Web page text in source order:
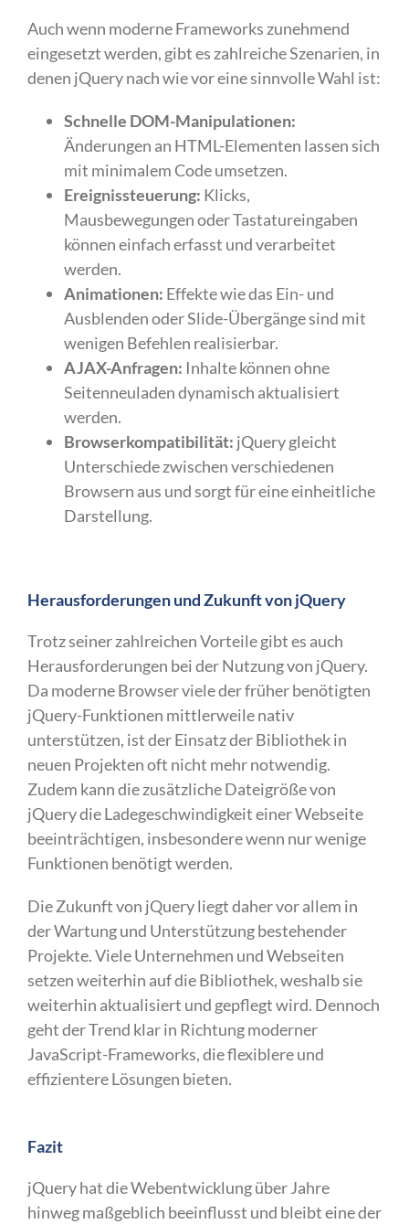
Auch wenn moderne Frameworks zunehmend
eingesetzt werden, gibt es zahlreiche Szenarien, in
denen jQuery nach wie vor eine sinnvolle Wahl ist:
Schnelle DOM-Manipulationen:
Änderungen an HTML-Elementen lassen sich
mit minimalem Code umsetzen.
Ereignissteuerung: Klicks,
Mausbewegungen oder Tastatureingaben
können einfach erfasst und verarbeitet
werden.
Animationen: Effekte wie das Ein- und
Ausblenden oder Slide-Übergänge sind mit
wenigen Befehlen realisierbar.
AJAX-Anfragen: Inhalte können ohne
Seitenneuladen dynamisch aktualisiert
werden.
Browserkompatibilität: jQuery gleicht
Unterschiede zwischen verschiedenen
Browsern aus und sorgt für eine einheitliche
Darstellung.
Herausforderungen und Zukunft von jQuery
Trotz seiner zahlreichen Vorteile gibt es auch
Herausforderungen bei der Nutzung von jQuery.
Da moderne Browser viele der früher benötigten
jQuery-Funktionen mittlerweile nativ
unterstützen, ist der Einsatz der Bibliothek in
neuen Projekten oft nicht mehr notwendig.
Zudem kann die zusätzliche Dateigröße von
jQuery die Ladegeschwindigkeit einer Webseite
beeinträchtigen, insbesondere wenn nur wenige
Funktionen benötigt werden.
Die Zukunft von jQuery liegt daher vor allem in
der Wartung und Unterstützung bestehender
Projekte. Viele Unternehmen und Webseiten
setzen weiterhin auf die Bibliothek, weshalb sie
weiterhin aktualisiert und gepflegt wird. Dennoch
geht der Trend klar in Richtung moderner
JavaScript-Frameworks, die flexiblere und
effizientere Lösungen bieten.
Fazit
jQuery hat die Webentwicklung über Jahre
hinweg maßgeblich beeinflusst und bleibt eine der